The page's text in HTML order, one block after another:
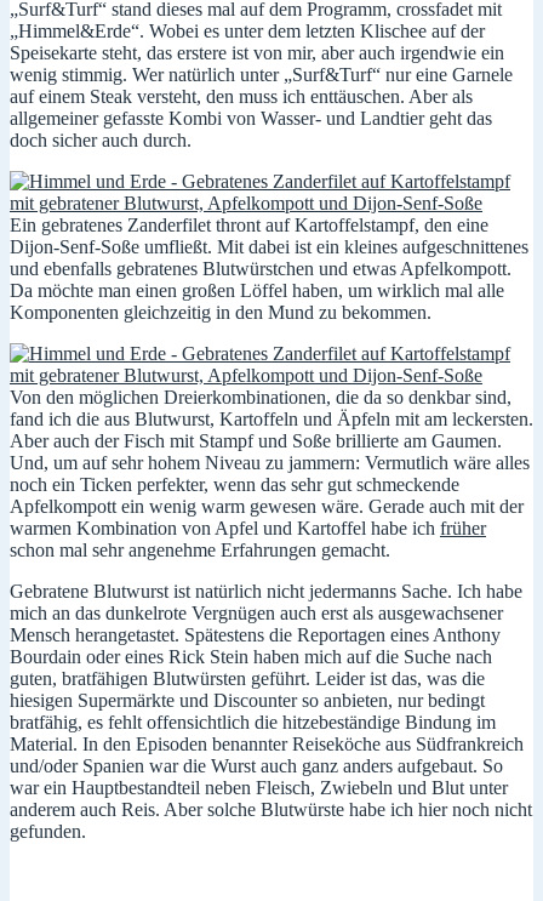
„Surf&Turf“ stand dieses mal auf dem Programm, crossfadet mit
„Himmel&Erde“. Wobei es unter dem letzten Klischee auf der
Speisekarte steht, das erstere ist von mir, aber auch irgendwie ein
wenig stimmig. Wer natürlich unter „Surf&Turf“ nur eine Garnele
auf einem Steak versteht, den muss ich enttäuschen. Aber als
allgemeiner gefasste Kombi von Wasser- und Landtier geht das
doch sicher auch durch.
Ein gebratenes Zanderfilet thront auf Kartoffelstampf, den eine
Dijon-Senf-Soße umfließt. Mit dabei ist ein kleines aufgeschnittenes
und ebenfalls gebratenes Blutwürstchen und etwas Apfelkompott.
Da möchte man einen großen Löffel haben, um wirklich mal alle
Komponenten gleichzeitig in den Mund zu bekommen.
Von den möglichen Dreierkombinationen, die da so denkbar sind,
fand ich die aus Blutwurst, Kartoffeln und Äpfeln mit am leckersten.
Aber auch der Fisch mit Stampf und Soße brillierte am Gaumen.
Und, um auf sehr hohem Niveau zu jammern: Vermutlich wäre alles
noch ein Ticken perfekter, wenn das sehr gut schmeckende
Apfelkompott ein wenig warm gewesen wäre. Gerade auch mit der
warmen Kombination von Apfel und Kartoffel habe ich früher
schon mal sehr angenehme Erfahrungen gemacht.
Gebratene Blutwurst ist natürlich nicht jedermanns Sache. Ich habe
mich an das dunkelrote Vergnügen auch erst als ausgewachsener
Mensch herangetastet. Spätestens die Reportagen eines Anthony
Bourdain oder eines Rick Stein haben mich auf die Suche nach
guten, bratfähigen Blutwürsten geführt. Leider ist das, was die
hiesigen Supermärkte und Discounter so anbieten, nur bedingt
bratfähig, es fehlt offensichtlich die hitzebeständige Bindung im
Material. In den Episoden benannter Reiseköche aus Südfrankreich
und/oder Spanien war die Wurst auch ganz anders aufgebaut. So
war ein Hauptbestandteil neben Fleisch, Zwiebeln und Blut unter
anderem auch Reis. Aber solche Blutwürste habe ich hier noch nicht
gefunden.